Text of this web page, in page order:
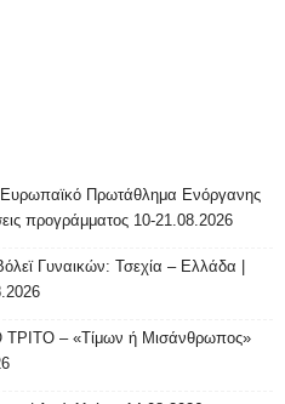
Πρωτάθλημα Ενόργανης
προγράμματος 10-21.08.2026
Γυναικών: Τσεχία – Ελλάδα |
– «Τίμων ή Μισάνθρωπος»